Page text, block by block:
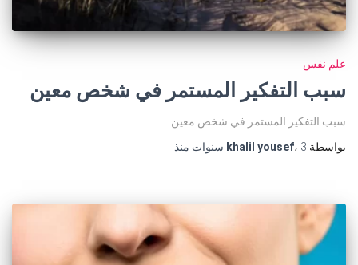
علم نفس
سبب التفكير المستمر في شخص معين
سبب التفكير المستمر في شخص معين
بواسطة
khalil yousef، 3 سنوات منذ